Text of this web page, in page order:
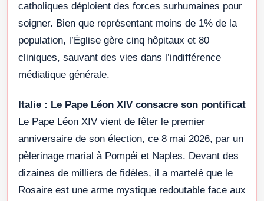
catholiques déploient des forces surhumaines pour
soigner. Bien que représentant moins de 1% de la
population, l’Église gère cinq hôpitaux et 80
cliniques, sauvant des vies dans l’indifférence
médiatique générale.
Italie : Le Pape Léon XIV consacre son pontificat
Le Pape Léon XIV vient de fêter le premier
anniversaire de son élection, ce 8 mai 2026, par un
pèlerinage marial à Pompéi et Naples. Devant des
dizaines de milliers de fidèles, il a martelé que le
Rosaire est une arme mystique redoutable face aux